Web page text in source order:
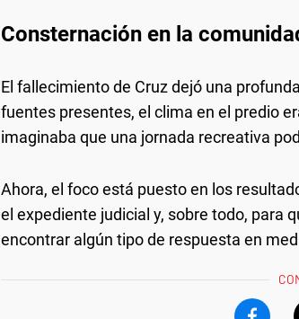
Consternación en la
El fallecimiento de Cruz dejó una
fuentes presentes, el clima en el predio
imaginaba que una jornada recreativa
Ahora, el foco está puesto en los
el expediente judicial y, sobre todo, para
encontrar algún tipo de respuesta en